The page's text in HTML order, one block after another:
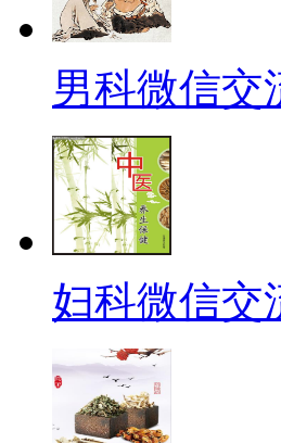
男科微信交
妇科微信交